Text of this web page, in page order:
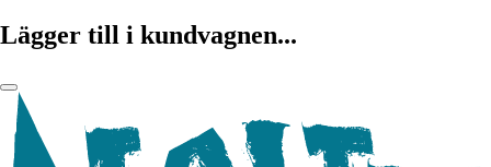
Lägger till i kundvagnen...